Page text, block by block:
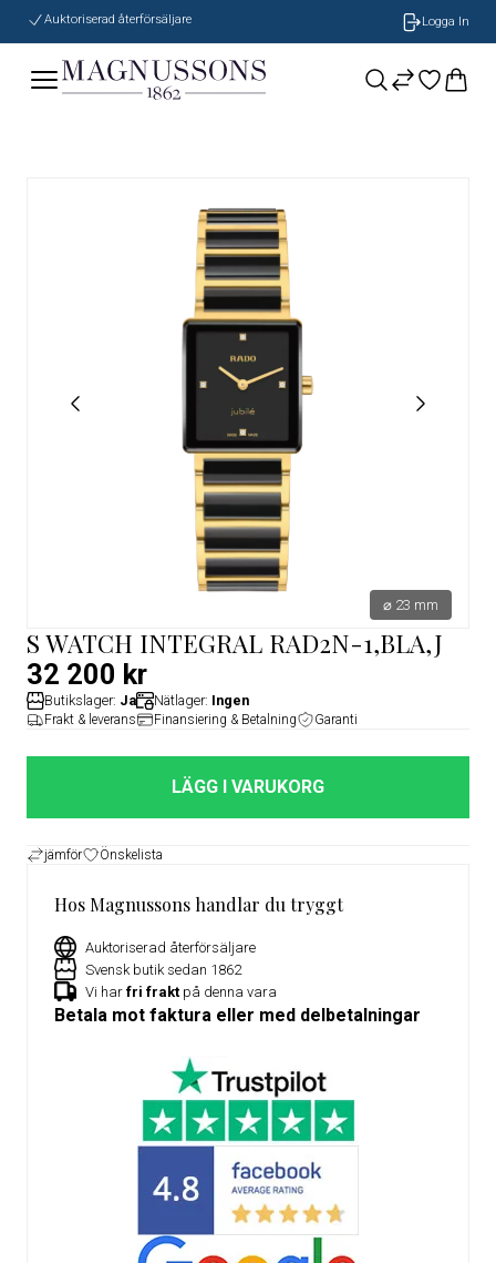
Auktoriserad återförsäljare Logga In
⌀ 23 mm
S WATCH INTEGRAL RAD2N-1,BLA,J
32 200 kr
Butikslager: Ja Nätlager: Ingen
Frakt & leverans Finansiering & Betalning Garanti
LÄGG I VARUKORG
jämför Önskelista
Hos Magnussons handlar du tryggt
Auktoriserad återförsäljare
Svensk butik sedan 1862
Vi har fri frakt på denna vara
Betala mot faktura eller med delbetalningar